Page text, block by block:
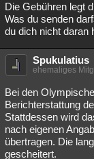
Die Gebühren legt
Was du senden
du dich nicht daran
Spukulatius
ehemaliges
Bei den
Berichterstattung
Stattdessen wird
nach eigenen
übertragen. Die
gescheitert.